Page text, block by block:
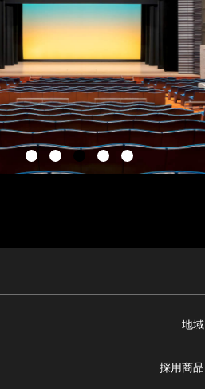
地域
採用商品